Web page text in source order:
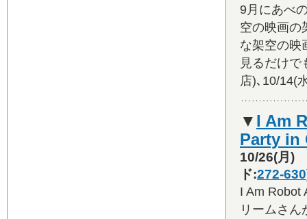
9月にあべ
空の映画の
な架空の映
見るだけ
店)､10/14(
▼ I Am
Party in
10/26(月)
ド:272-630
I Am Robot
リームさ